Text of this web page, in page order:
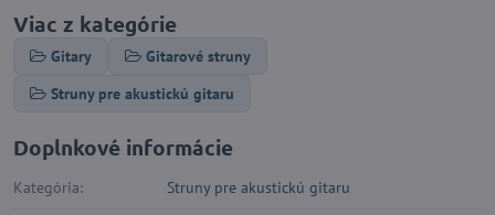
Viac z kategórie
Gitary
Gitarové struny
Struny pre akustickú gitaru
Doplnkové informácie
Kategória: Struny pre akustickú gitaru